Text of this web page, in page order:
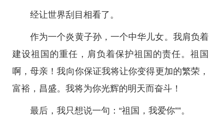
经让世界刮目相看了。
作为一个炎黄子孙，一个中华儿女。我肩负着
建设祖国的重任，肩负着保护祖国的责任。祖国
啊，母亲！我向你保证我将让你变得更加的繁荣，
富裕，昌盛。我将为你光辉的明天而奋斗！
最后，我只想说一句：“祖国，我爱你‟‟。